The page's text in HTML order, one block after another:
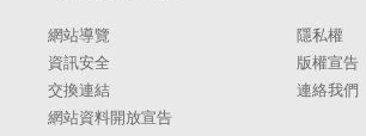
網站導覽
隱私權
資訊安全
版權宣告
交換連結
連絡我們
網站資料開放宣告